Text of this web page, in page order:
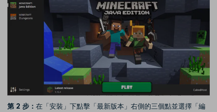
第 2 步： 在「安裝」下點擊「最新版本」右側的三個點並選擇「編